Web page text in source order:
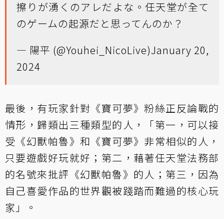
擦りが湧くのアレだよな。任天堂が全て
のゲームの起源だと思ってんのか？
— 陽平 (@Youhei_NicoLive)January 20,
2024
最後，有玩家針對《寶可夢》粉絲正反論戰的
情形，歸類出三種類型的人，「第一，可以接
受《幻獸帕魯》和《寶可夢》非常相似的人，
只要遊戲好玩就好；第二，藉著任天堂法務部
的名號來批評《幻獸帕魯》的人；第三，因為
自己喜愛作品的世界觀被踐踏而難過的核心玩
家」。